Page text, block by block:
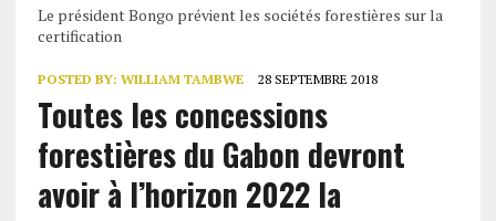
Le président Bongo prévient les sociétés forestières sur la
certification
POSTED BY: WILLIAM TAMBWE 28 SEPTEMBRE 2018
Toutes les concessions
forestières du Gabon devront
avoir à l’horizon 2022 la